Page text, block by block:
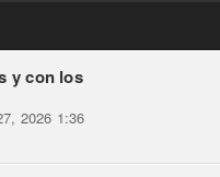
y con los
2026 1:36